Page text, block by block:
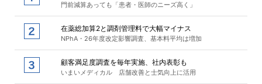
門前減算あっても「患者・医師のニーズ高く」
在薬総加算2と調剤管理料で大幅マイナス
NPhA・26年度改定影響調査、基本料平均は増加
顧客満足度調査を毎年実施、社内表彰も
いまいメディカル 店舗改善と士気向上に活用